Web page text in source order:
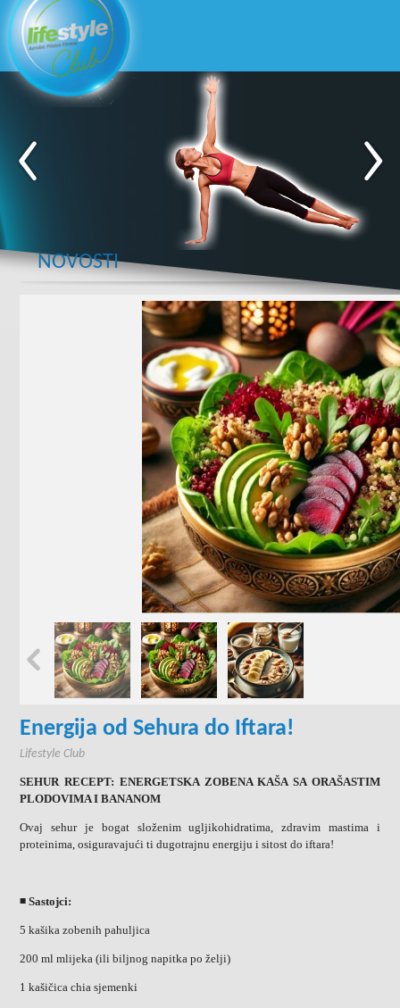
NOVOSTI
Energija od Sehura do Iftara!
Lifestyle Club
SEHUR RECEPT: ENERGETSKA ZOBENA KAŠA SA ORAŠASTIM
PLODOVIMA I BANANOM
Ovaj sehur je bogat složenim ugljikohidratima, zdravim mastima i
proteinima, osiguravajući ti dugotrajnu energiju i sitost do iftara!
◾ Sastojci:
5 kašika zobenih pahuljica
200 ml mlijeka (ili biljnog napitka po želji)
1 kašičica chia sjemenki